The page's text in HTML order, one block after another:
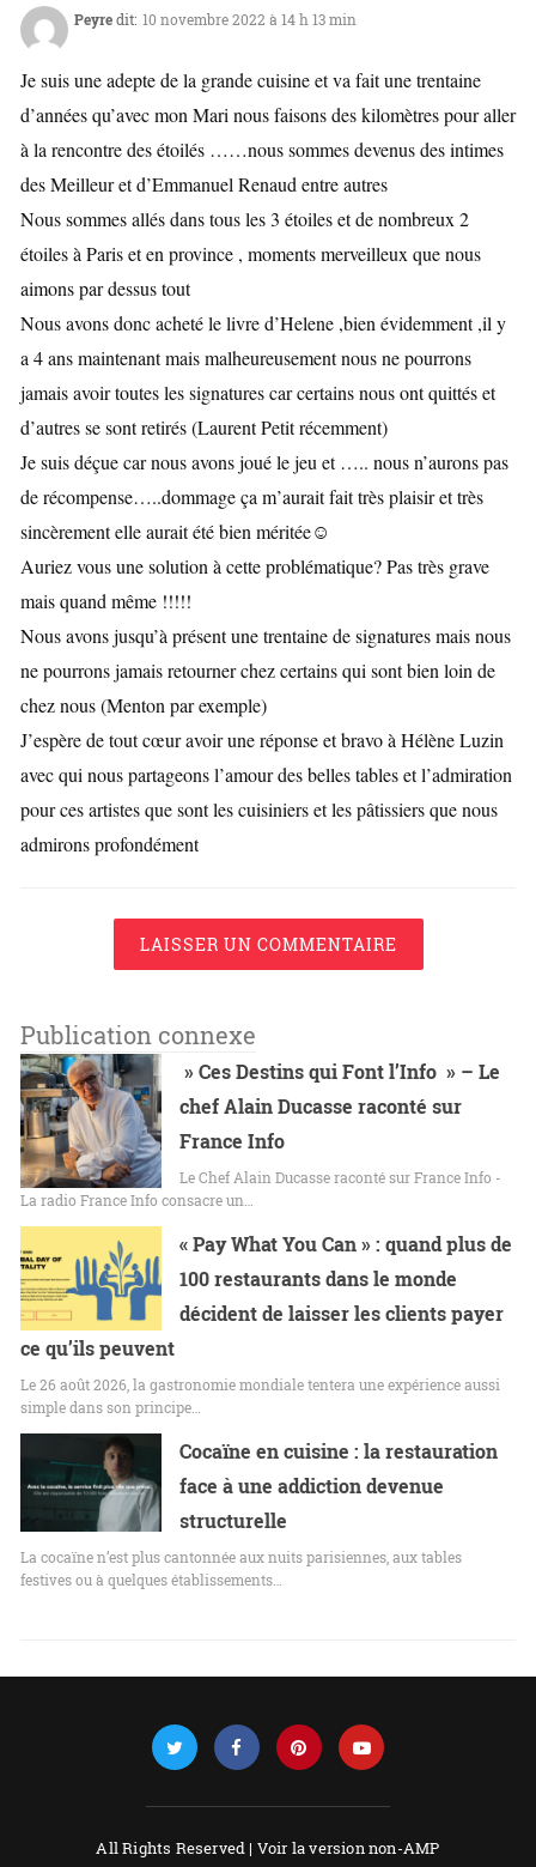
Peyredit: 10 novembre 2022 à 14 h 13 min
Je suis une adepte de la grande cuisine et va fait une trentaine
d’années qu’avec mon Mari nous faisons des kilomètres pour aller
à la rencontre des étoilés ……nous sommes devenus des intimes
des Meilleur et d’Emmanuel Renaud entre autres
Nous sommes allés dans tous les 3 étoiles et de nombreux 2
étoiles à Paris et en province , moments merveilleux que nous
aimons par dessus tout
Nous avons donc acheté le livre d’Helene ,bien évidemment ,il y
a 4 ans maintenant mais malheureusement nous ne pourrons
jamais avoir toutes les signatures car certains nous ont quittés et
d’autres se sont retirés (Laurent Petit récemment)
Je suis déçue car nous avons joué le jeu et ….. nous n’aurons pas
de récompense…..dommage ça m’aurait fait très plaisir et très
sincèrement elle aurait été bien méritée☺️
Auriez vous une solution à cette problématique? Pas très grave
mais quand même !!!!!
Nous avons jusqu’à présent une trentaine de signatures mais nous
ne pourrons jamais retourner chez certains qui sont bien loin de
chez nous (Menton par exemple)
J’espère de tout cœur avoir une réponse et bravo à Hélène Luzin
avec qui nous partageons l’amour des belles tables et l’admiration
pour ces artistes que sont les cuisiniers et les pâtissiers que nous
admirons profondément
LAISSER UN COMMENTAIRE
Publication connexe
» Ces Destins qui Font l’Info » – Le
chef Alain Ducasse raconté sur
France Info
Le Chef Alain Ducasse raconté sur France Info -
La radio France Info consacre un…
« Pay What You Can » : quand plus de
100 restaurants dans le monde
décident de laisser les clients payer
ce qu’ils peuvent
Le 26 août 2026, la gastronomie mondiale tentera une expérience aussi
simple dans son principe…
Cocaïne en cuisine : la restauration
face à une addiction devenue
structurelle
La cocaïne n’est plus cantonnée aux nuits parisiennes, aux tables
festives ou à quelques établissements…
All Rights Reserved | Voir la version non-AMP